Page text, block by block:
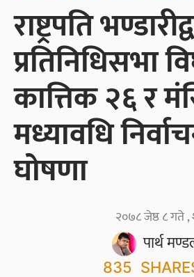
राष्ट्रपति
प्रतिनिधिसभा
कात्तिक २६ र
मध्यावधि
घोषणा
पार्थ
२०७८ जेष्ठ ८ गते ,
835